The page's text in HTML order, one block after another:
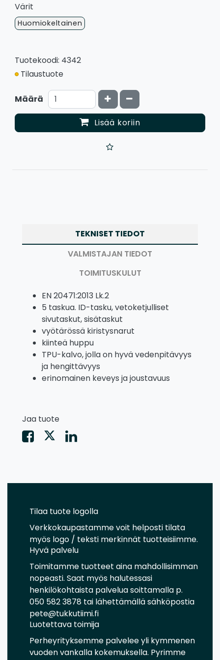
Värit
Huomiokeltainen
Tuotekoodi: 4342
Tilaustuote
Määrä Kasvata määrää
Vähennä määrää
Lisää koriin
TEKNISET TIEDOT
VALMISTAJAN TIEDOT
TOIMITUSKULUT
EN 20471:2013 Lk.2
5 taskua. ID-tasku, vetoketjulliset
sivutaskut, sisätaskut
vyötärössä kiristysnarut
kiinteä huppu
TPU-kalvo, jolla on hyvä vedenpitävyys
ja hengittävyys
erinomainen keveys ja joustavuus
Jaa tuote
Tilaa tuote logolla
Verkkokaupastamme voit helposti tilata
myös logo / teksti merkinnät tuotteisiimme.
Hyvä palvelu
Toimitamme tuotteet aina mahdollisimman
nopeasti. Saat myös halutessasi
henkilökohtaista palvelua soittamalla p.
050 582 3878 tai lähettämällä sähköpostia
pete@tukkutiimi.fi
Luotettava toimija
Perheyrityksemme palvelee yli kymmenen
vuoden vankalla kokemuksella. Pyrimme